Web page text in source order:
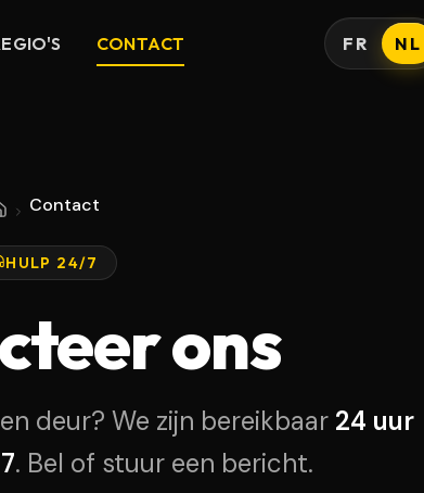
CONTACT FR NL
Contact
HULP 24/7
ons
deur? We zijn bereikbaar 24 uur
. Bel of stuur een bericht.